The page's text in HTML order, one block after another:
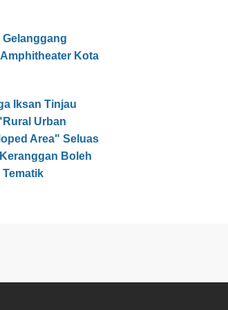
Gelanggang
Kota
Iksan Tinjau
Urban
Area" Seluas
Boleh